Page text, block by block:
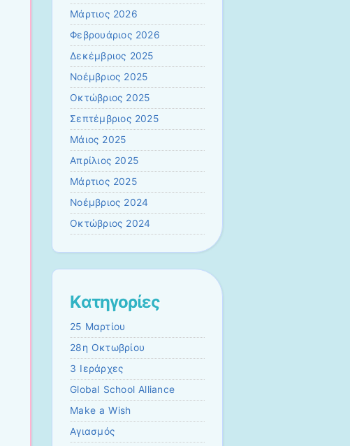
Μάρτιος 2026
Φεβρουάριος 2026
Δεκέμβριος 2025
Νοέμβριος 2025
Οκτώβριος 2025
Σεπτέμβριος 2025
Μάιος 2025
Απρίλιος 2025
Μάρτιος 2025
Νοέμβριος 2024
Οκτώβριος 2024
Kατηγορίες
25 Μαρτίου
28η Οκτωβρίου
3 Ιεράρχες
Global School Alliance
Make a Wish
Αγιασμός